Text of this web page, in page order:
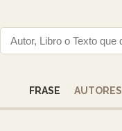
FRASE
AUTORES